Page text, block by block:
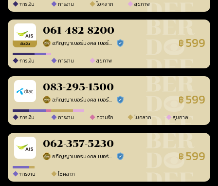
การเงิน การงาน โชคลาภ สุขภาพ
เติมเงิน
061-482-8200
อภิญญาเบอร์มงคล เบอร์สวยเลขศาสตร์ ร้านยืนยันแล้ว ฿ 599
การเงิน การงาน สุขภาพ
083-295-1500
อภิญญาเบอร์มงคล เบอร์สวยเลขศาสตร์ ร้านยืนยันแล้ว ฿ 599
การเงิน การงาน ความรัก โชคลาภ สุขภาพ
062-357-5230
อภิญญาเบอร์มงคล เบอร์สวยเลขศาสตร์ ร้านยืนยันแล้ว ฿ 599
การงาน โชคลาภ